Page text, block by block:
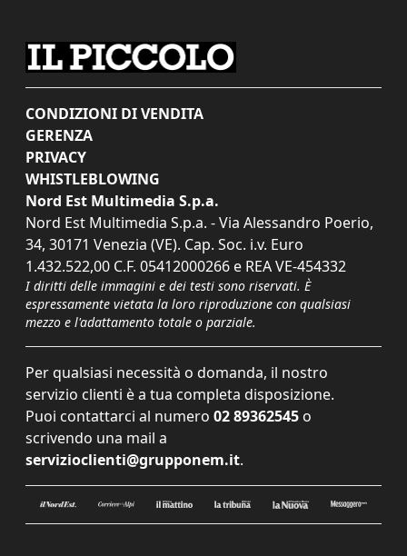
CONDIZIONI DI VENDITA
GERENZA
PRIVACY
WHISTLEBLOWING
Nord Est Multimedia S.p.a.
Nord Est Multimedia S.p.a. - Via Alessandro Poerio,
34, 30171 Venezia (VE). Cap. Soc. i.v. Euro
1.432.522,00 C.F. 05412000266 e REA VE-454332
I diritti delle immagini e dei testi sono riservati. È
espressamente vietata la loro riproduzione con qualsiasi
mezzo e l'adattamento totale o parziale.
Per qualsiasi necessità o domanda, il nostro
servizio clienti è a tua completa disposizione.
Puoi contattarci al numero 02 89362545 o
scrivendo una mail a
servizioclienti@grupponem.it.